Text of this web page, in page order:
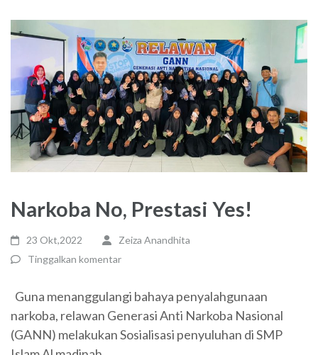
Narkoba No, Prestasi Yes!
23 Okt,2022
Zeiza Anandhita
Tinggalkan komentar
Guna menanggulangi bahaya penyalahgunaan
narkoba, relawan Generasi Anti Narkoba Nasional
(GANN) melakukan Sosialisasi penyuluhan di SMP